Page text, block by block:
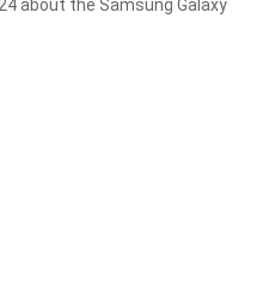
about the Samsung Galaxy